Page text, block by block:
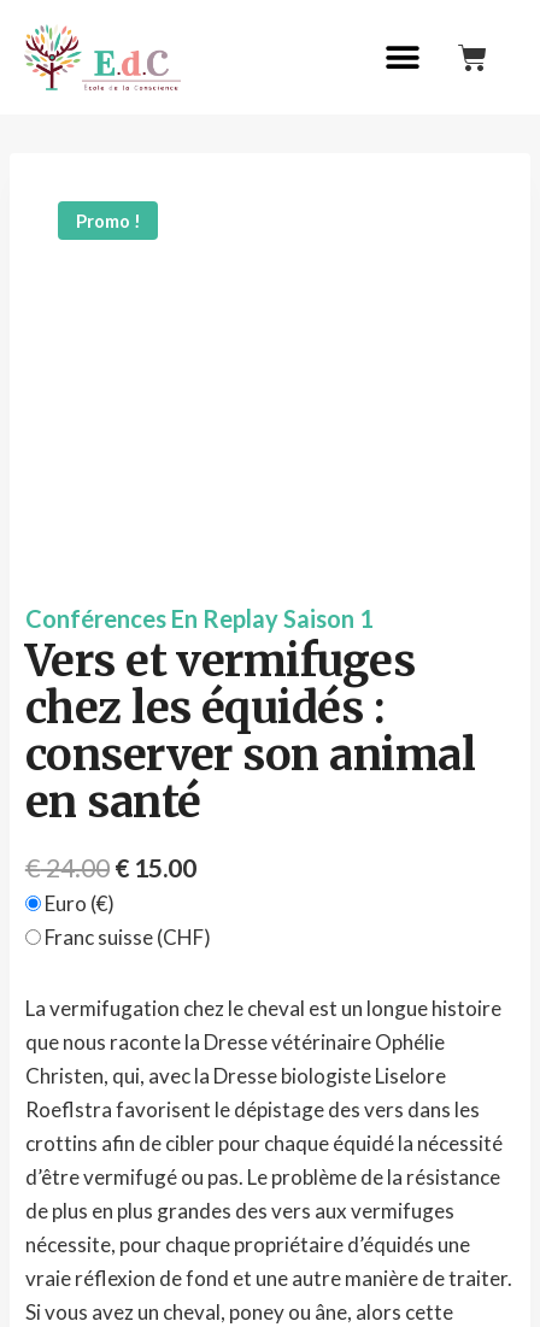
Promo !
Conférences En Replay Saison 1
Vers et vermifuges
chez les équidés :
conserver son animal
en santé
€24.00 €15.00
Euro (€)
Franc suisse (CHF)
La vermifugation chez le cheval est un longue histoire
que nous raconte la Dresse vétérinaire Ophélie
Christen, qui, avec la Dresse biologiste Liselore
Roeflstra favorisent le dépistage des vers dans les
crottins afin de cibler pour chaque équidé la nécessité
d’être vermifugé ou pas. Le problème de la résistance
de plus en plus grandes des vers aux vermifuges
nécessite, pour chaque propriétaire d’équidés une
vraie réflexion de fond et une autre manière de traiter.
Si vous avez un cheval, poney ou âne, alors cette